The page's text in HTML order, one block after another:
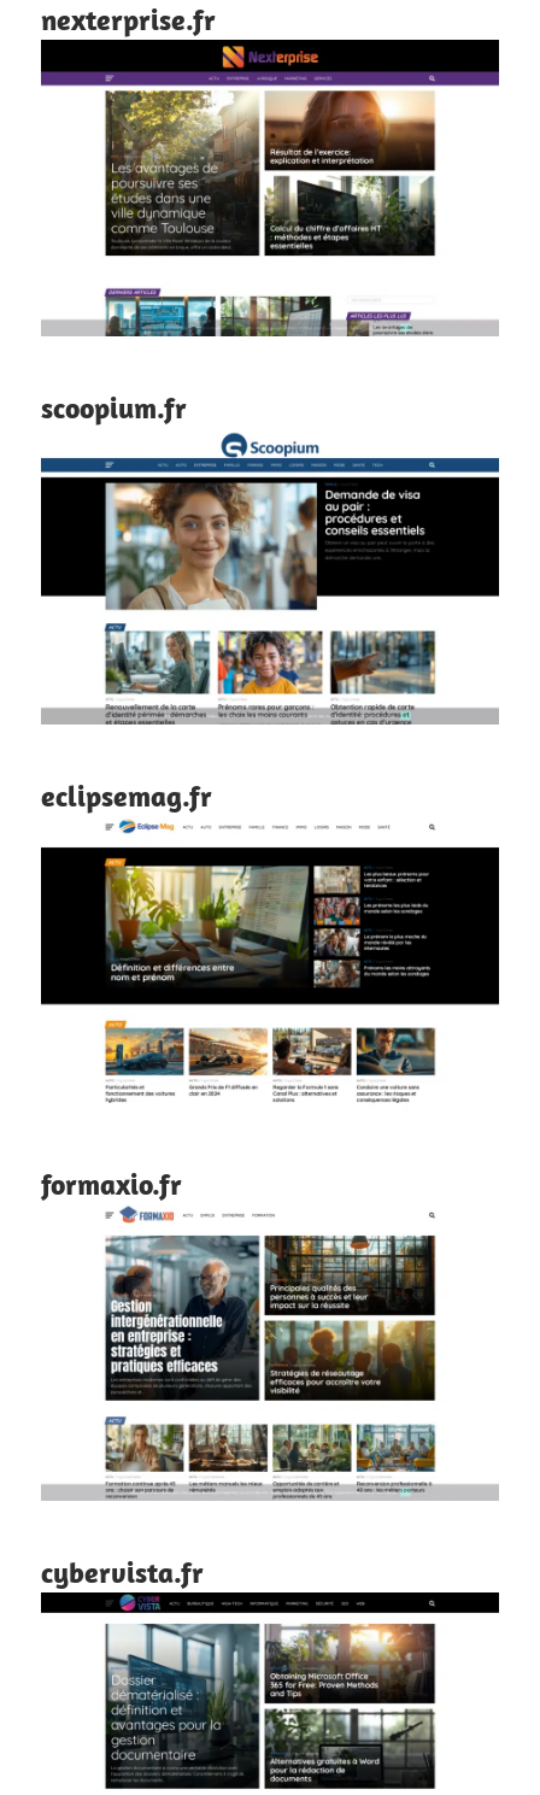
nexterprise.fr
scoopium.fr
eclipsemag.fr
formaxio.fr
cybervista.fr